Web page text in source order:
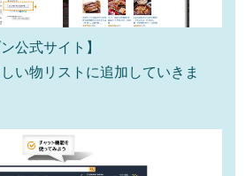
公式サイト】
い物リストに追加していきま